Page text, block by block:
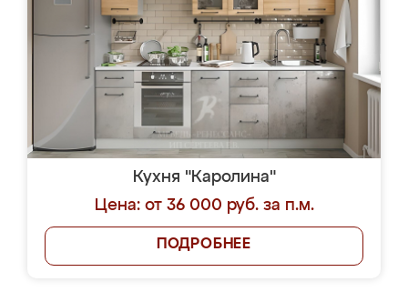
Кухня "Каролина"
Цена: от 36 000 руб. за п.м.
ПОДРОБНЕЕ